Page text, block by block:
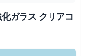
ガラス クリアコ